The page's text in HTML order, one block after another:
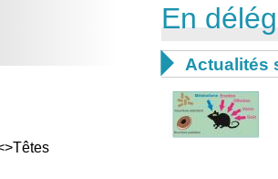
En
 Actualités